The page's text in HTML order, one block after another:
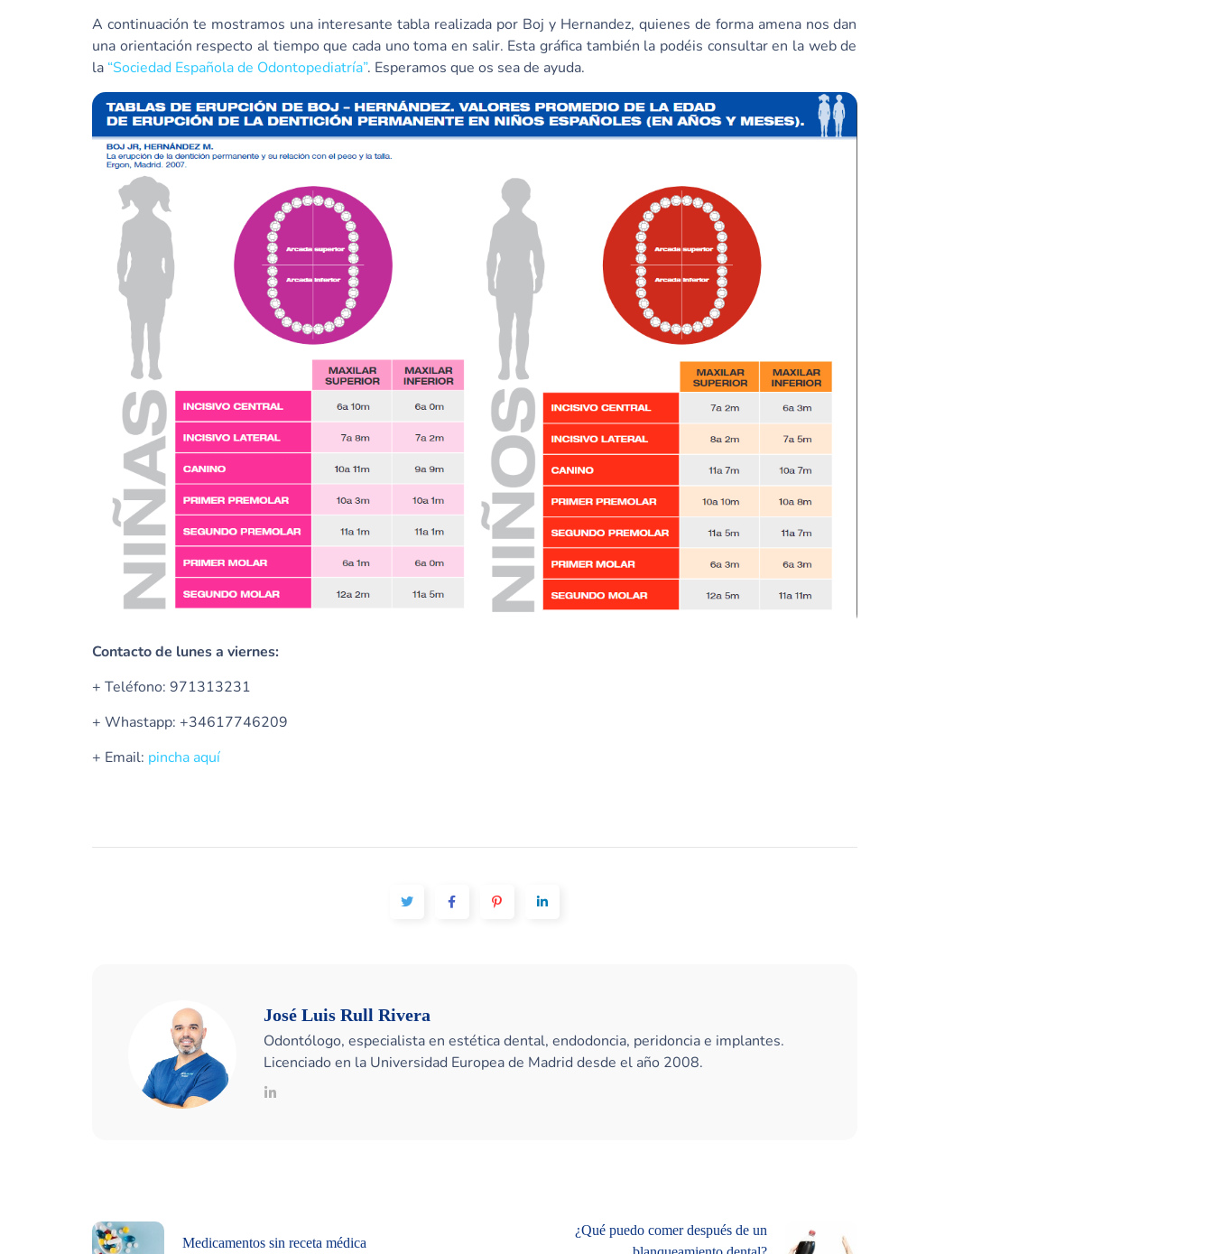
A continuación te mostramos una interesante tabla realizada por Boj y Hernandez, quienes de forma amena nos dan
una orientación respecto al tiempo que cada uno toma en salir. Esta gráfica también la podéis consultar en la web de
la “Sociedad Española de Odontopediatría”. Esperamos que os sea de ayuda.
Contacto de lunes a viernes:
+ Teléfono: 971313231
+ Whastapp: +34617746209
+ Email: pincha aquí
José Luis Rull Rivera
Odontólogo, especialista en estética dental, endodoncia, peridoncia e implantes.
Licenciado en la Universidad Europea de Madrid desde el año 2008.
Medicamentos sin receta médica
¿Qué puedo comer después de un